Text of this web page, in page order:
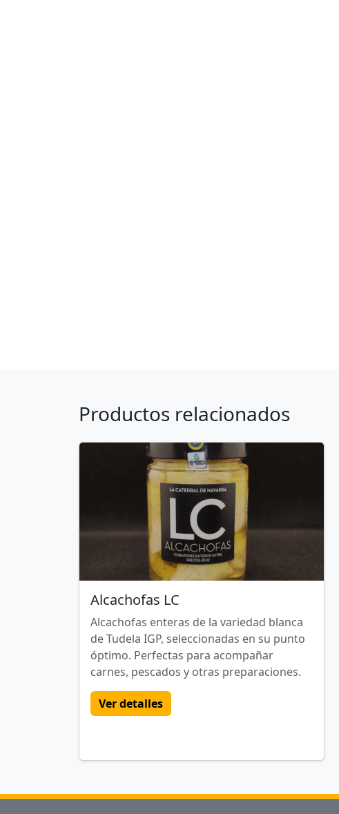
Productos relacionados
Alcachofas LC
Alcachofas enteras de la variedad blanca
de Tudela IGP, seleccionadas en su punto
óptimo. Perfectas para acompañar
carnes, pescados y otras preparaciones.
Ver detalles